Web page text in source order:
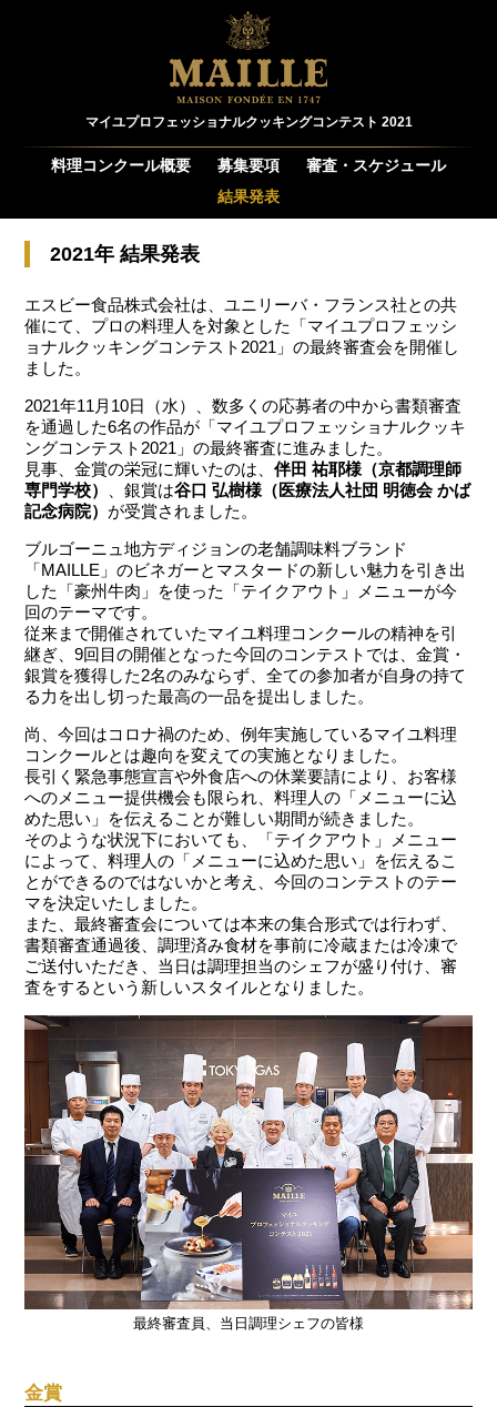
マイユプロフェッショナルクッキングコンテスト 2021
料理コンクール概要 募集要項
審査・スケジュール
結果発表
2021年 結果発表
エスビー食品株式会社は、ユニリーバ・フランス社との共
催にて、プロの料理人を対象とした「マイユプロフェッシ
ョナルクッキングコンテスト2021」の最終審査会を開催し
ました。
2021年11月10日（水）、数多くの応募者の中から書類審査
を通過した6名の作品が「マイユプロフェッショナルクッキ
ングコンテスト2021」の最終審査に進みました。
見事、金賞の栄冠に輝いたのは、伴田 祐耶様（京都調理師
専門学校）
、銀賞は谷口 弘樹様（医療法人社団 明徳会 かば
記念病院） が受賞されました。
ブルゴーニュ地方ディジョンの老舗調味料ブランド
「MAILLE」のビネガーとマスタードの新しい魅力を引き出
した「豪州牛肉」を使った「テイクアウト」メニューが今
回のテーマです。
従来まで開催されていたマイユ料理コンクールの精神を引
継ぎ、9回目の開催となった今回のコンテストでは、金賞・
銀賞を獲得した2名のみならず、全ての参加者が自身の持て
る力を出し切った最高の一品を提出しました。
尚、今回はコロナ禍のため、例年実施しているマイユ料理
コンクールとは趣向を変えての実施となりました。
長引く緊急事態宣言や外食店への休業要請により、お客様
へのメニュー提供機会も限られ、料理人の「メニューに込
めた思い」を伝えることが難しい期間が続きました。
そのような状況下においても、「テイクアウト」メニュー
によって、料理人の「メニューに込めた思い」を伝えるこ
とができるのではないかと考え、今回のコンテストのテー
マを決定いたしました。
また、最終審査会については本来の集合形式では行わず、
書類審査通過後、調理済み食材を事前に冷蔵または冷凍で
ご送付いただき、当日は調理担当のシェフが盛り付け、審
査をするという新しいスタイルとなりました。
最終審査員、当日調理シェフの皆様
金賞